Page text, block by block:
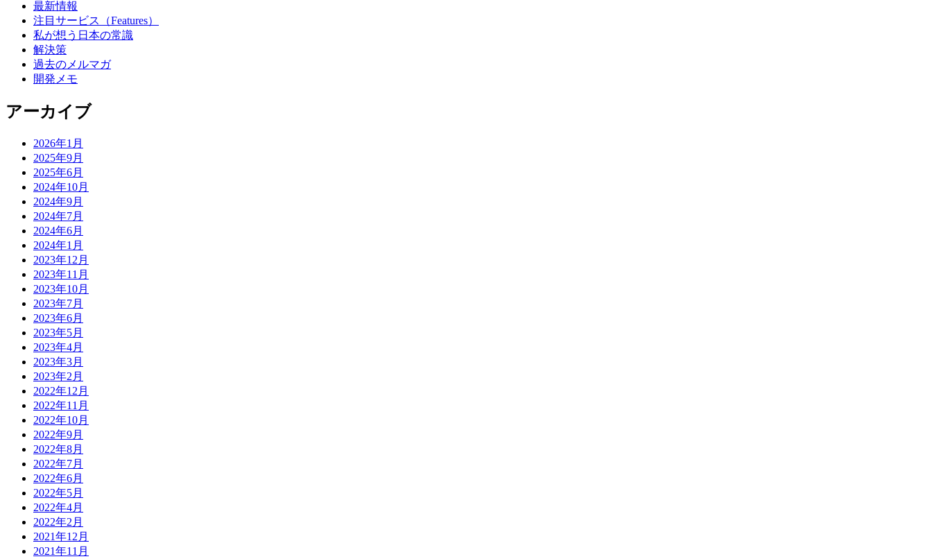
最新情報
注目サービス（Features）
私が想う日本の常識
解決策
過去のメルマガ
開発メモ
アーカイブ
2026年1月
2025年9月
2025年6月
2024年10月
2024年9月
2024年7月
2024年6月
2024年1月
2023年12月
2023年11月
2023年10月
2023年7月
2023年6月
2023年5月
2023年4月
2023年3月
2023年2月
2022年12月
2022年11月
2022年10月
2022年9月
2022年8月
2022年7月
2022年6月
2022年5月
2022年4月
2022年2月
2021年12月
2021年11月